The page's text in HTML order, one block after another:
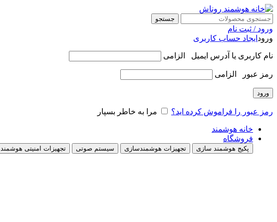
جستجو
ورود / ثبت نام
ورود ایجاد حساب کاربری
نام کاربری یا آدرس ایمیل الزامی
رمز عبور الزامی
ورود
رمز عبور را فراموش کرده اید؟ مرا به خاطر بسپار
خانه هوشمند
فروشگاه
پکیج هوشمند سازی تجهیزات هوشمندسازی سیستم صوتی تجهیزات امنیتی هوشمند